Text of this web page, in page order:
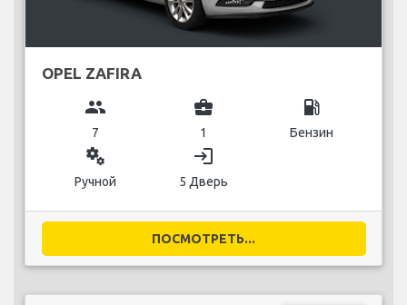
OPEL ZAFIRA
group
7
business_center
1
local_gas_station
Бензин
miscellaneous_services
Ручной
login
5 Дверь
ПОСМОТРЕТЬ...